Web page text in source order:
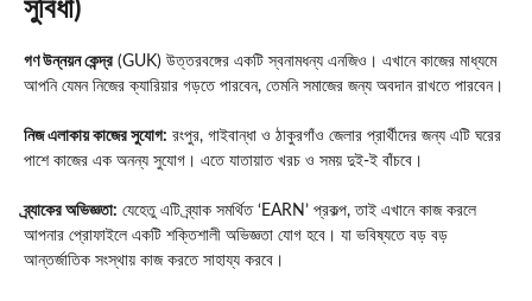
সুবিধা)
গণ উন্নয়ন কেন্দ্র (GUK) উত্তরবঙ্গের একটি স্বনামধন্য এনজিও। এখানে কাজের মাধ্যমে
আপনি যেমন নিজের ক্যারিয়ার গড়তে পারবেন, তেমনি সমাজের জন্য অবদান রাখতে পারবেন।
নিজ এলাকায় কাজের সুযোগ: রংপুর, গাইবান্ধা ও ঠাকুরগাঁও জেলার প্রার্থীদের জন্য এটি ঘরের
পাশে কাজের এক অনন্য সুযোগ। এতে যাতায়াত খরচ ও সময় দুই-ই বাঁচবে।
ব্র্যাকের অভিজ্ঞতা: যেহেতু এটি ব্র্যাক সমর্থিত ‘EARN’ প্রকল্প, তাই এখানে কাজ করলে
আপনার প্রোফাইলে একটি শক্তিশালী অভিজ্ঞতা যোগ হবে। যা ভবিষ্যতে বড় বড়
আন্তর্জাতিক সংস্থায় কাজ করতে সাহায্য করবে।